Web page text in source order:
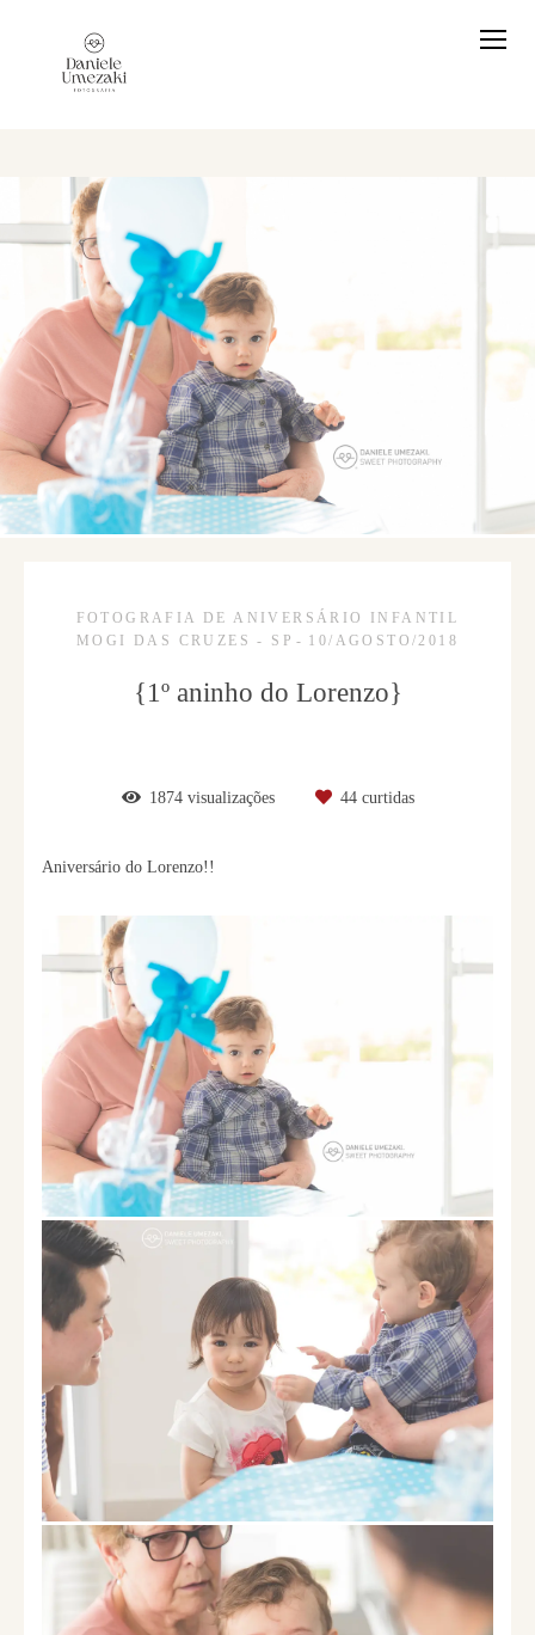
FOTOGRAFIA DE ANIVERSÁRIO INFANTIL
MOGI DAS CRUZES - SP
10/AGOSTO/2018
{1º aninho do Lorenzo}
1874visualizações 44curtidas
Aniversário do Lorenzo!!